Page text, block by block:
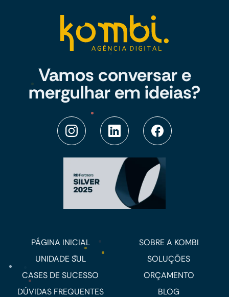
Vamos conversar e
mergulhar em ideias?
PÁGINA INICIAL
SOBRE A KOMBI
UNIDADE SUL
SOLUÇÕES
CASES DE SUCESSO
ORÇAMENTO
DÚVIDAS FREQUENTES
BLOG